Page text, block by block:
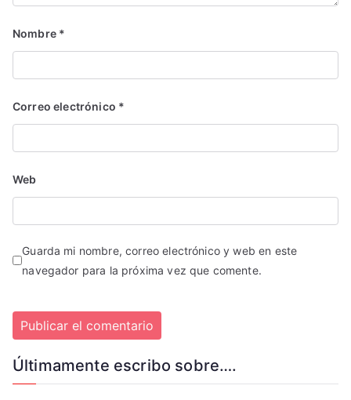
Nombre *
Correo electrónico *
Web
Guarda mi nombre, correo electrónico y web en este
navegador para la próxima vez que comente.
Últimamente escribo sobre….